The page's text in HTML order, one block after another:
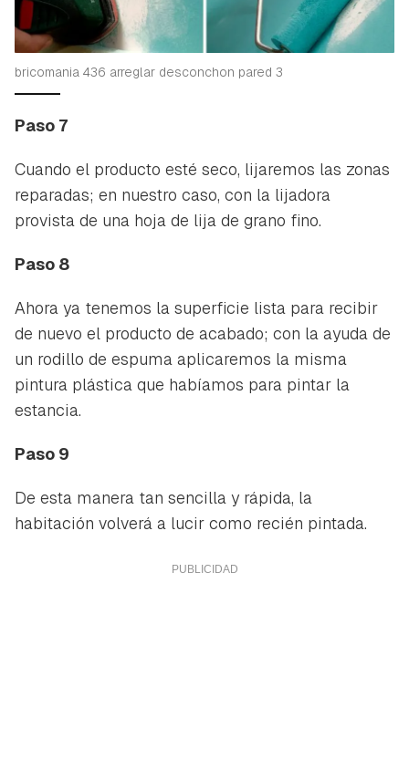
bricomania 436 arreglar desconchon pared 3
Paso 7
Cuando el producto esté seco, lijaremos las zonas
reparadas; en nuestro caso, con la lijadora
provista de una hoja de lija de grano fino.
Paso 8
Ahora ya tenemos la superficie lista para recibir
de nuevo el producto de acabado; con la ayuda de
un rodillo de espuma aplicaremos la misma
pintura plástica que habíamos para pintar la
estancia.
Paso 9
De esta manera tan sencilla y rápida, la
habitación volverá a lucir como recién pintada.